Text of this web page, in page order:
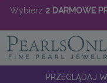
Wybierz 2 DARMOWE
PRZEGLĄDAJ